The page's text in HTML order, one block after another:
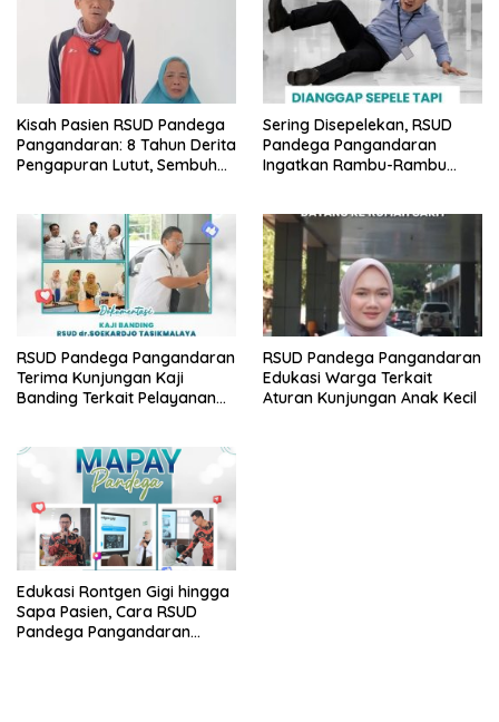
Kisah Pasien RSUD Pandega
Pangandaran: 8 Tahun Derita
Pengapuran Lutut, Sembuh
Sering Disepelekan, RSUD
Pandega Pangandaran
Ingatkan Rambu-Rambu
RSUD Pandega Pangandaran
Terima Kunjungan Kaji
Banding Terkait Pelayanan
RSUD Pandega Pangandaran
Edukasi Warga Terkait
Aturan Kunjungan Anak Kecil
Edukasi Rontgen Gigi hingga
Sapa Pasien, Cara RSUD
Pandega Pangandaran